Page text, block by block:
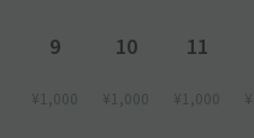
9
¥1,000
10
¥1,000
11
¥1,000